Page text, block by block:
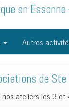
en Essonne
Autres
de
ateliers les 3